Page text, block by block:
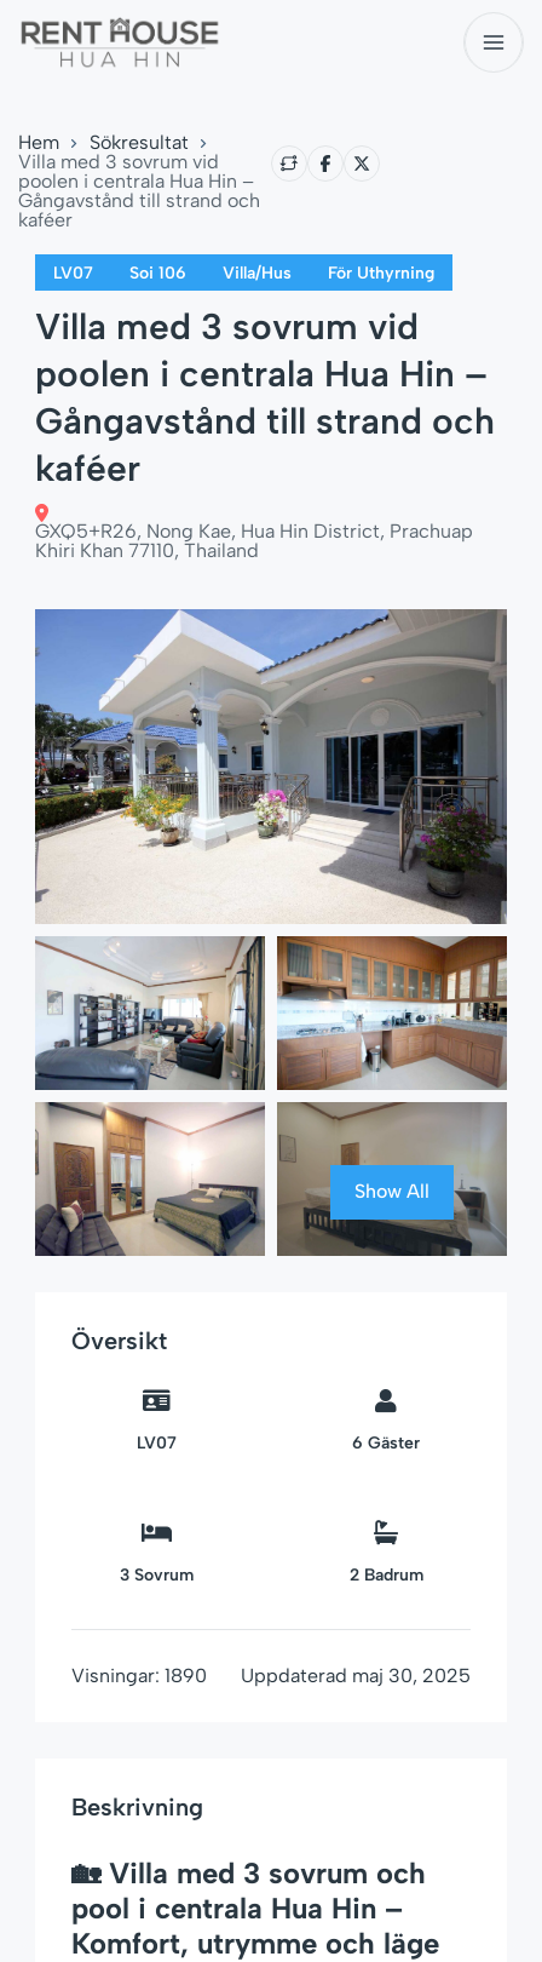
Hem
Sökresultat
Villa med 3 sovrum vid
poolen i centrala Hua Hin –
Gångavstånd till strand och
kaféer
LV07 Soi 106 Villa/Hus För Uthyrning
Villa med 3 sovrum vid
poolen i centrala Hua Hin –
Gångavstånd till strand och
kaféer
GXQ5+R26, Nong Kae, Hua Hin District, Prachuap
Khiri Khan 77110, Thailand
Show All
Översikt
LV07 6 Gäster
3 Sovrum 2 Badrum
Visningar: 1890 Uppdaterad maj 30, 2025
Beskrivning
🏡 Villa med 3 sovrum och
pool i centrala Hua Hin –
Komfort, utrymme och läge